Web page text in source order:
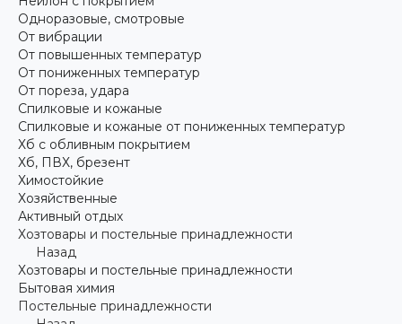
Одноразовые, смотровые
От вибрации
От повышенных температур
От пониженных температур
От пореза, удара
Спилковые и кожаные
Спилковые и кожаные от пониженных температур
Хб с обливным покрытием
Хб, ПВХ, брезент
Химостойкие
Хозяйственные
Активный отдых
Хозтовары и постельные принадлежности
Назад
Хозтовары и постельные принадлежности
Бытовая химия
Постельные принадлежности